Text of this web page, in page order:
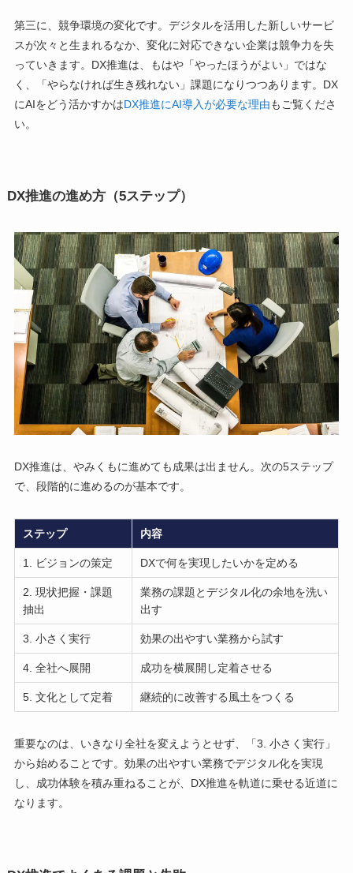
第三に、競争環境の変化です。デジタルを活用した新しいサービ
スが次々と生まれるなか、変化に対応できない企業は競争力を失
っていきます。DX推進は、もはや「やったほうがよい」ではな
く、「やらなければ生き残れない」課題になりつつあります。DX
にAIをどう活かすかはDX推進にAI導入が必要な理由もご覧くださ
い。
DX推進の進め方（5ステップ）
DX推進は、やみくもに進めても成果は出ません。次の5ステップ
で、段階的に進めるのが基本です。
ステップ 内容
1. ビジョンの策定 DXで何を実現したいかを定める
2. 現状把握・課題
抽出
業務の課題とデジタル化の余地を洗い
出す
3. 小さく実行 効果の出やすい業務から試す
4. 全社へ展開 成功を横展開し定着させる
5. 文化として定着 継続的に改善する風土をつくる
重要なのは、いきなり全社を変えようとせず、「3. 小さく実行」
から始めることです。効果の出やすい業務でデジタル化を実現
し、成功体験を積み重ねることが、DX推進を軌道に乗せる近道に
なります。